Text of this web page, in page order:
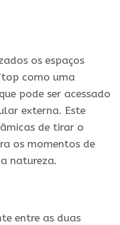
os espaços
como uma
pode ser acessado
externa. Este
de tirar o
os momentos de
natureza.
entre as duas